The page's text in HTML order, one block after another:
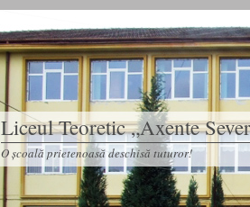
Liceul Teoretic „Axente
O școală prietenoasă deschisă tuturor!